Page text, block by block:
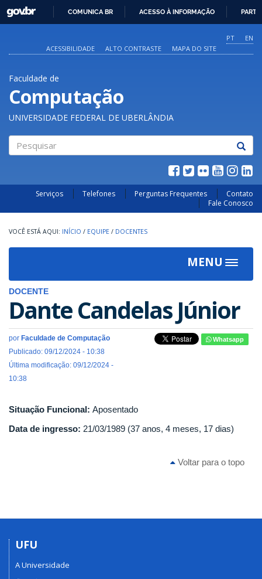
O
CONTEÚDO
GOVBR
COMUNICA BR ACESSO À INFORMAÇÃO
PT
EN
ACESSIBILIDADE
ALTO CONTRASTE MAPA DO SITE
Faculdade de
Computação
UNIVERSIDADE FEDERAL DE UBERLÂNDIA
Serviços Telefones Perguntas Frequentes
Contato
Fale Conosco
INÍCIO / EQUIPE / DOCENTES
MENU
Toggle
DOCENTE
Dante Candelas Júnior
por Faculdade de Computação
Publicado: 09/12/2024 - 10:38
Última modificação: 09/12/2024 -
10:38
Whatsapp
Situação Funcional: Aposentado
Data de ingresso: 21/03/1989 (37 anos, 4 meses, 17 dias)
Voltar para o topo
UFU
A Universidade